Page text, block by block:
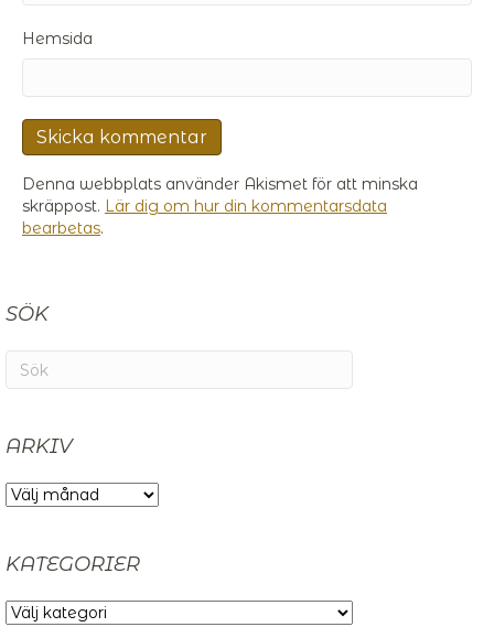
Hemsida
Denna webbplats använder Akismet för att minska
skräppost. Lär dig om hur din kommentarsdata
bearbetas.
SÖK
ARKIV
ARKIV
KATEGORIER
KATEGORIER